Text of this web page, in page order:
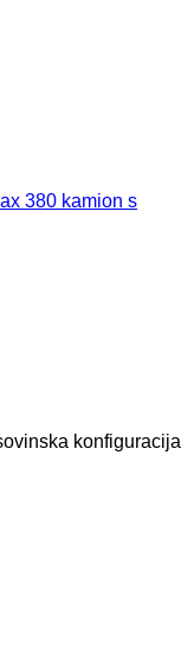
380 kamion s
konfiguracija